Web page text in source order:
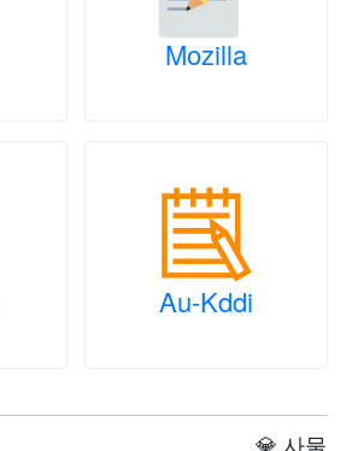
Mozilla
Au-Kddi
💎 사물